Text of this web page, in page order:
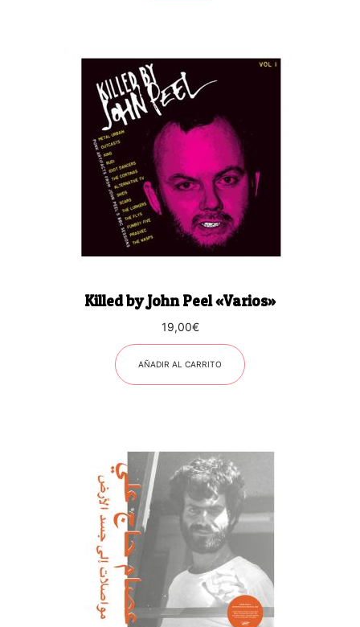
Killed by John Peel «Varios»
19,00€
AÑADIR AL CARRITO